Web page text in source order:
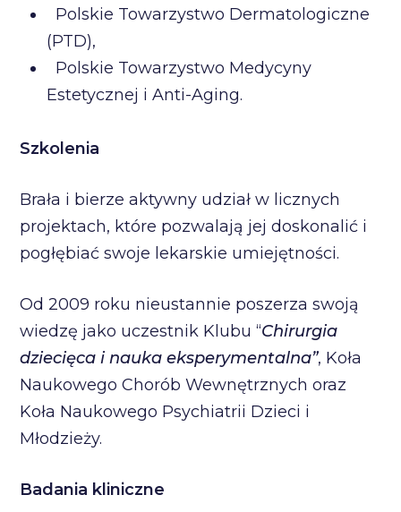
Polskie Towarzystwo Dermatologiczne
(PTD),
Polskie Towarzystwo Medycyny
Estetycznej i Anti-Aging.
Szkolenia
Brała i bierze aktywny udział w licznych
projektach, które pozwalają jej doskonalić i
pogłębiać swoje lekarskie umiejętności.
Od 2009 roku nieustannie poszerza swoją
wiedzę jako uczestnik Klubu “Chirurgia
dziecięca i nauka eksperymentalna”, Koła
Naukowego Chorób Wewnętrznych oraz
Koła Naukowego Psychiatrii Dzieci i
Młodzieży.
Badania kliniczne